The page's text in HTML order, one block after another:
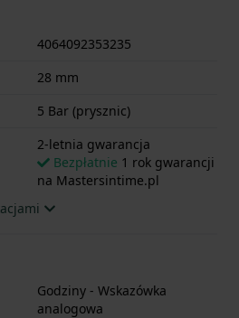
4064092353235
28 mm
5 Bar (prysznic)
2-letnia gwarancja
Bezpłatnie 1 rok gwarancji
na Mastersintime.pl
Godziny - Wskazówka
analogowa